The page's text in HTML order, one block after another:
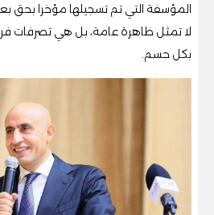
المؤسفة التي تم تسجيلها مؤخرا بحق
لا تمثل ظاهرة عامة، بل هي تصرفات
بكل حسم.